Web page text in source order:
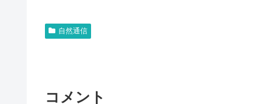
自然通信
コメント